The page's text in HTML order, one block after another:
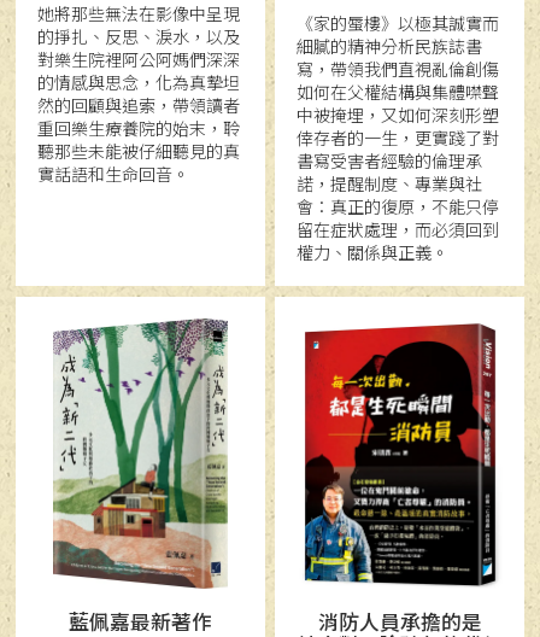
她將那些無法在影像中呈現
的掙扎、反思、淚水，以及
對樂生院裡阿公阿媽們深深
的情感與思念，化為真摯坦
然的回顧與追索，帶領讀者
重回樂生療養院的始末，聆
聽那些未能被仔細聽見的真
實話語和生命回音。
《家的蜃樓》以極其誠實而
細膩的精神分析民族誌書
寫，帶領我們直視亂倫創傷
如何在父權結構與集體噤聲
中被掩埋，又如何深刻形塑
倖存者的一生，更實踐了對
書寫受害者經驗的倫理承
諾，提醒制度、專業與社
會：真正的復原，不能只停
留在症狀處理，而必須回到
權力、關係與正義。
藍佩嘉最新著作 消防人員承擔的是